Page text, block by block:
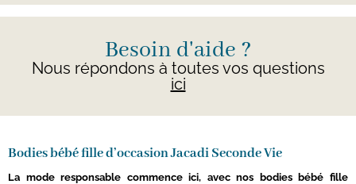
Besoin d'aide ?
Nous répondons à toutes vos questions
ici
Bodies bébé fille d’occasion Jacadi Seconde Vie
La mode responsable commence ici, avec nos bodies bébé fille